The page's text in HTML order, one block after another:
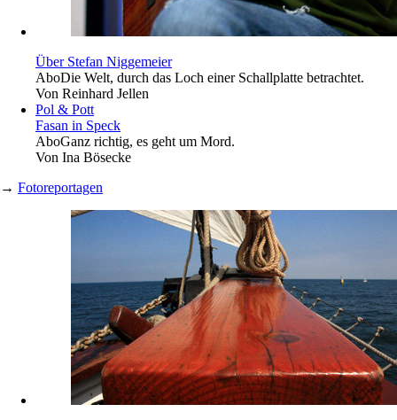
Über Stefan Niggemeier
AboDie Welt, durch das Loch einer Schallplatte betrachtet.
Von Reinhard Jellen
Pol & Pott
Fasan in Speck
AboGanz richtig, es geht um Mord.
Von Ina Bösecke
→ Fotoreportagen